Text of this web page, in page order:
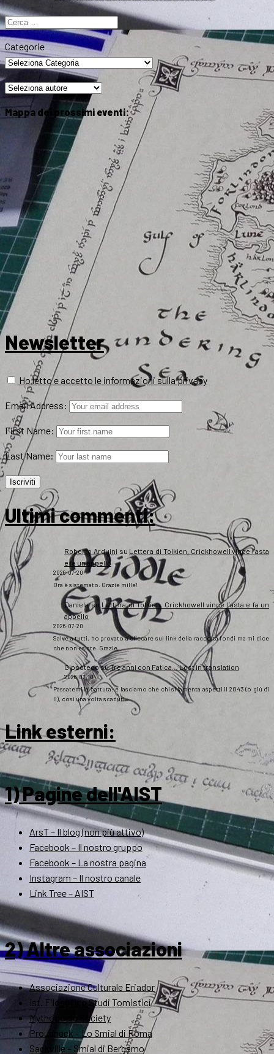
Ricerca
per:
Categorie
Mappa dei prossimi eventi:
Newsletter
Ho letto e accetto le informazioni sulla privacy
Email Address:
First Name:
Last Name:
Ultimi commenti:
Roberto Arduini su Lettera di Tolkien, Crickhowell vince l’asta
e fa un appello
2026-07-20
Ora è sistemato. Grazie mille!
DanielasuLettera di Tolkien, Crickhowell vince l’asta e fa un
appello
2026-07-20
Salve a tutti, ho provato a cliccare sul link della raccolta fondi ma mi dice
che non esiste. Grazie
GipsotecosuTre anni con Fatica… Lost in translation
2026-07-10
Passatemi la battuta: e lasciamo che chi si lamenta aspetti il 2043 (o giù di
lì), così una volta scaduti…
Link esterni:
1) Pagine dell'AIST
ArsT – Il blog (non più attivo)
Facebook – Il nostro gruppo
Facebook – La nostra pagina
Instagram – Il nostro canale
Link Tree – AIST
2) Altre associazioni
Associazione Culturale Eriador
Ist. Filosofico Studi Tomistici
Mythopoeic Society
Proudneck – Lo Smial di Roma
Sackville – Smial di Bergamo